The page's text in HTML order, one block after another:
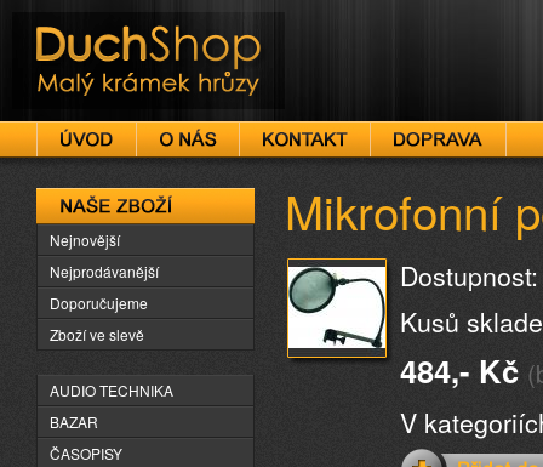
DuchShop
Mikrofonní
Kusů
484,- Kč
V
Naše zboží
Nejnovější
Nejprodávanější
Doporučujeme
Zboží ve slevě
AUDIO TECHNIKA
BAZAR
ČASOPISY